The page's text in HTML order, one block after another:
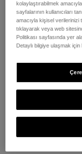
kolaylaştırabilmek
sayfalarının kullanıcıları
amacıyla kişisel verilerinizi
tıklayarak veya web
Politikası sayfasında yer
Detaylı bilgiye ulaşmak için